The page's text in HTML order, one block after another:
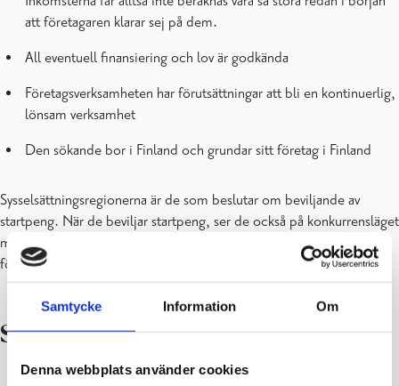
Samtycke Information Om
Denna webbplats använder cookies
att företagaren klarar sej på dem.
All eventuell finansiering och lov är godkända
Företagsverksamheten har förutsättningar att bli en kontinuerlig,
lönsam verksamhet
Den sökande bor i Finland och grundar sitt företag i Finland
Sysselsättningsregionerna är de som beslutar om beviljande av
startpeng. När de beviljar startpeng, ser de också på konkurrensläget
mellan företagen i samma bransch och behovet av ny
företagsverksamhet på orten.
Så här ansöker du om startpeng
Fundera på din affärsidé och hur du kan få den till ett lönsamt